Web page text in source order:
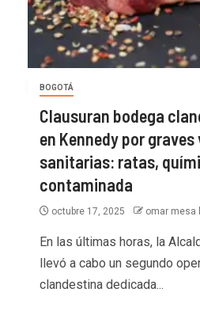
BOGOTÁ
Clausuran bodega
en Kennedy por
sanitarias: ratas,
contaminada
octubre 17, 2025 omar mesa
En las últimas horas, la
llevó a cabo un segundo
clandestina dedicada...